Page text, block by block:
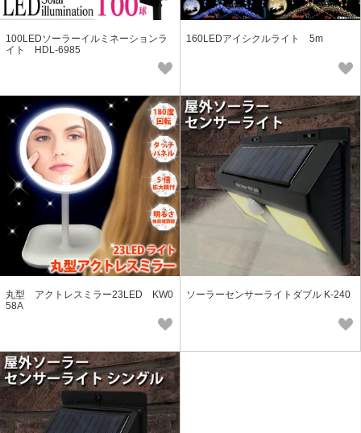
100LEDソーラーイルミネーションラ
イト HDL-6985
160LEDアイシクルライト 5m
丸型 アクトレスミラー23LED KW0
58A
ソーラーセンサーライトダブル K-240